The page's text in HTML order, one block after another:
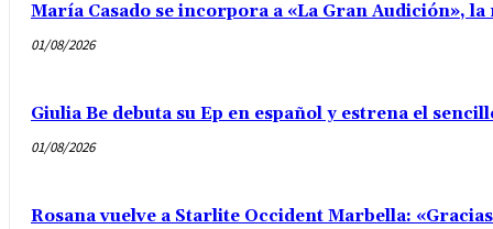
María Casado se incorpora a «La Gran Audición», la
01/08/2026
Giulia Be debuta su Ep en español y estrena el
01/08/2026
Rosana vuelve a Starlite Occident Marbella: